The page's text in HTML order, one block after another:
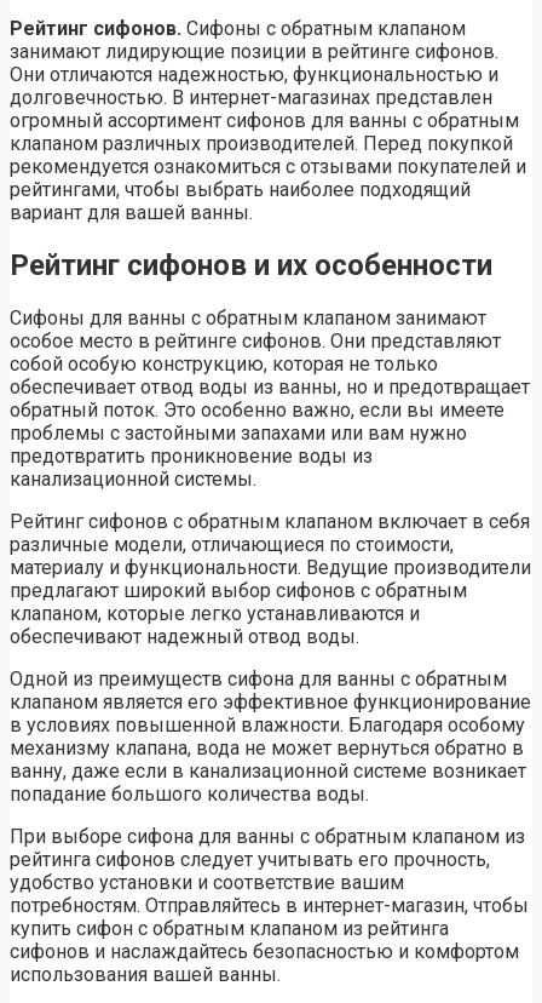
Рейтинг сифонов. Сифоны с обратным клапаном
занимают лидирующие позиции в рейтинге сифонов.
Они отличаются надежностью, функциональностью и
долговечностью. В интернет-магазинах представлен
огромный ассортимент сифонов для ванны с обратным
клапаном различных производителей. Перед покупкой
рекомендуется ознакомиться с отзывами покупателей и
рейтингами, чтобы выбрать наиболее подходящий
вариант для вашей ванны.
Рейтинг сифонов и их особенности
Сифоны для ванны с обратным клапаном занимают
особое место в рейтинге сифонов. Они представляют
собой особую конструкцию, которая не только
обеспечивает отвод воды из ванны, но и предотвращает
обратный поток. Это особенно важно, если вы имеете
проблемы с застойными запахами или вам нужно
предотвратить проникновение воды из
канализационной системы.
Рейтинг сифонов с обратным клапаном включает в себя
различные модели, отличающиеся по стоимости,
материалу и функциональности. Ведущие производители
предлагают широкий выбор сифонов с обратным
клапаном, которые легко устанавливаются и
обеспечивают надежный отвод воды.
Одной из преимуществ сифона для ванны с обратным
клапаном является его эффективное функционирование
в условиях повышенной влажности. Благодаря особому
механизму клапана, вода не может вернуться обратно в
ванну, даже если в канализационной системе возникает
попадание большого количества воды.
При выборе сифона для ванны с обратным клапаном из
рейтинга сифонов следует учитывать его прочность,
удобство установки и соответствие вашим
потребностям. Отправляйтесь в интернет-магазин, чтобы
купить сифон с обратным клапаном из рейтинга
сифонов и наслаждайтесь безопасностью и комфортом
использования вашей ванны.